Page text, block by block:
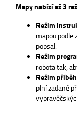
Mapy nabízí až 3
Režim
mapou
popsal.
Režim
robota tak,
Režim
plní zadané